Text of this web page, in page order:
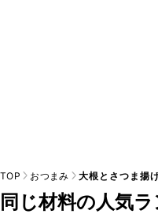
TOP おつまみ 大根とさつま揚
同じ材料の人気